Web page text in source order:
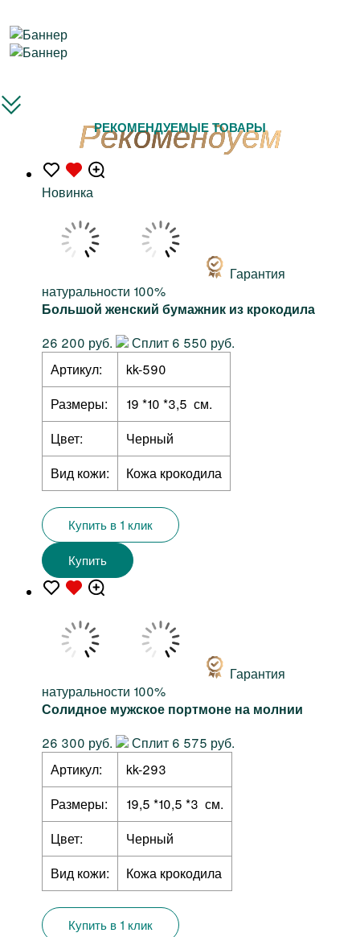
РЕКОМЕНДУЕМЫЕ ТОВАРЫ
Новинка
Гарантия
натуральности 100%
Большой женский бумажник из крокодила
26 200 руб.
Сплит 6 550 руб.
Артикул:
kk-590
Размеры:
19 *10 *3,5 см.
Цвет:
Черный
Вид кожи:
Кожа крокодила
Купить в 1 клик
Купить
Гарантия
натуральности 100%
Солидное мужское портмоне на молнии
26 300 руб.
Сплит 6 575 руб.
Артикул:
kk-293
Размеры:
19,5 *10,5 *3 см.
Цвет:
Черный
Вид кожи:
Кожа крокодила
Купить в 1 клик